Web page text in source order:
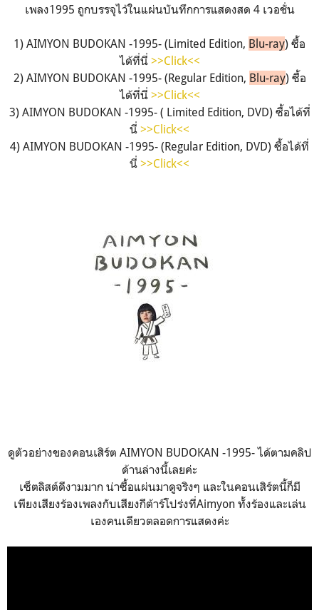
เพลง1995 ถูกบรรจุไว้ในแผ่นบันทึกการแสดงสด 4 เวอชั่น
1) AIMYON BUDOKAN -1995- (Limited Edition, Blu-ray) ซื้อ
ได้ที่นี่ >>Click<<
2) AIMYON BUDOKAN -1995- (Regular Edition, Blu-ray) ซื้อ
ได้ที่นี่ >>Click<<
3) AIMYON BUDOKAN -1995- ( Limited Edition, DVD) ซื้อได้ที่
นี่ >>Click<<
4) AIMYON BUDOKAN -1995- (Regular Edition, DVD) ซื้อได้ที่
นี่ >>Click<<
ดูตัวอย่างของคอนเสิร์ต AIMYON BUDOKAN -1995- ได้ตามคลิป
ด้านล่างนี้เลยค่ะ
เซ็ตลิสต์ดีงามมาก น่าซื้อแผ่นมาดูจริงๆ และในคอนเสิร์ตนี้ก็มี
เพียงเสียงร้องเพลงกับเสียงกีต้าร์โปร่งที่Aimyon ทั้งร้องและเล่น
เองคนเดียวตลอดการแสดงค่ะ